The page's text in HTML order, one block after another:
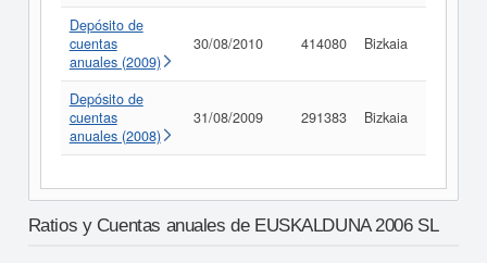
Depósito de
cuentas
anuales (2009)
30/08/2010 414080 Bizkaia
Depósito de
cuentas
anuales (2008)
31/08/2009 291383 Bizkaia
Ratios y Cuentas anuales de EUSKALDUNA 2006 SL